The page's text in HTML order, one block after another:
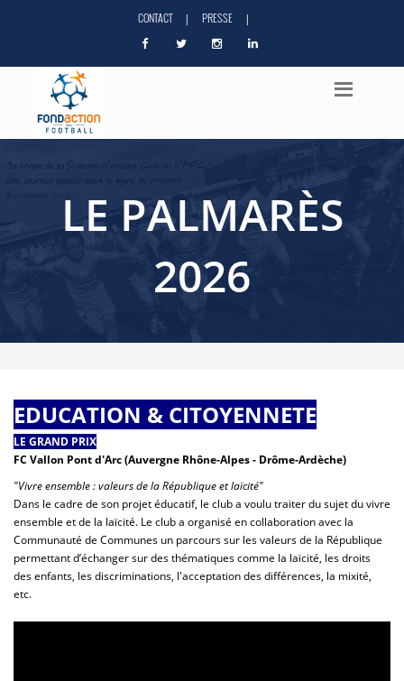
CONTACT | PRESSE |
LE PALMARÈS
2026
EDUCATION & CITOYENNETE
LE GRAND PRIX
FC Vallon Pont d'Arc (Auvergne Rhône-Alpes - Drôme-Ardèche)
"Vivre ensemble : valeurs de la République et laïcité"
Dans le cadre de son projet éducatif, le club a voulu traiter du sujet du vivre
ensemble et de la laïcité. Le club a organisé en collaboration avec la
Communauté de Communes un parcours sur les valeurs de la République
permettant d’échanger sur des thématiques comme la laïcité, les droits
des enfants, les discriminations, l'acceptation des différences, la mixité,
etc.